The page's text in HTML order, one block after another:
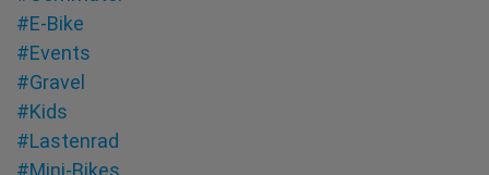
#E-Bike
#Events
#Gravel
#Kids
#Lastenrad
#Mini-Bikes